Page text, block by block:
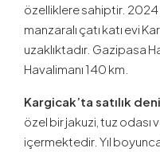
özelliklere sahiptir. 2024
manzaralı çatı katı evi
uzaklıktadır. Gazipasa
Havalimanı 140 km.
Kargicak’ta satılık
özel bir jakuzi, tuz odası
içermektedir. Yıl